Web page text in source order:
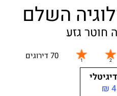
השלם
חוטר גזע
70 דירוגים